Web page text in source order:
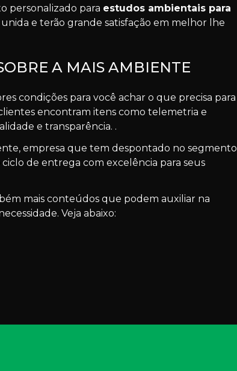
personalizado para estudos ambientais para
e terão grande satisfação em melhor lhe
A MAIS AMBIENTE
condições para você achar o que precisa para
encontram itens como telemetria e
e transparência. .
empresa que tem despontado no segmento
de entrega com excelência para seus
mais conteúdos que podem auxiliar na
Veja abaixo: